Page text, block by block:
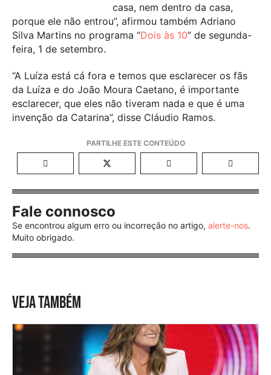
casa, nem dentro da casa,
porque ele não entrou”, afirmou também Adriano
Silva Martins no programa “Dois às 10” de segunda-
feira, 1 de setembro.
“A Luíza está cá fora e temos que esclarecer os fãs
da Luíza e do João Moura Caetano, é importante
esclarecer, que eles não tiveram nada e que é uma
invenção da Catarina”, disse Cláudio Ramos.
Fale connosco
Se encontrou algum erro ou incorreção no artigo, alerte-nos.
Muito obrigado.
VEJA TAMBÉM